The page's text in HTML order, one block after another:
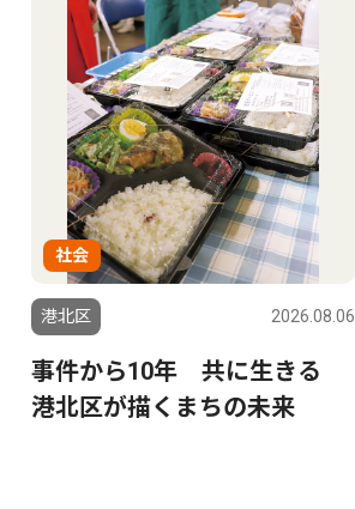
社会
港北区 2026.08.06
事件から10年 共に生きる
港北区が描くまちの未来